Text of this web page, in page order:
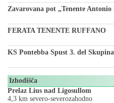
Zavarovana pot „Tenente
FERATA TENENTE RUFFANO
KS Pontebba Spust 3. del
Izhodišča
Prelaz Lius nad Ligosullom
4,3 km severo-severozahodno